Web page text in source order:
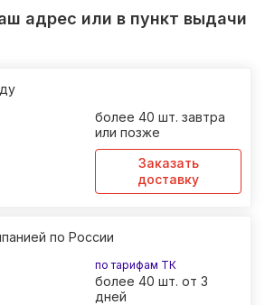
адрес или в пункт выдачи
более 40 шт. завтра
или позже
Заказать
доставку
по России
по тарифам ТК
более 40 шт. от 3
дней